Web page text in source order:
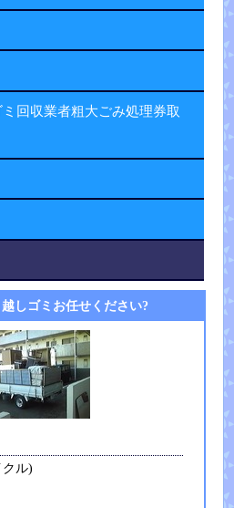
回収業者粗大ごみ処理券取
しゴミお任せください?
イクル)